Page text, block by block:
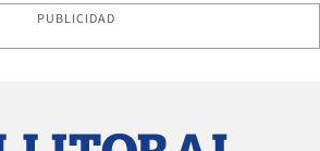
PUBLICIDAD